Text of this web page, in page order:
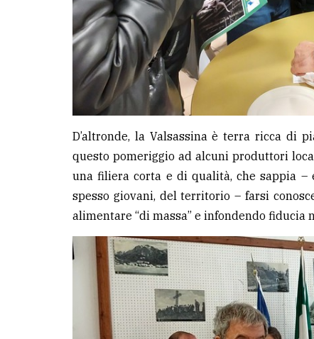
D’altronde, la Valsassina è terra ricca di
questo pomeriggio ad alcuni produttori
una filiera corta e di qualità, che sappia –
spesso giovani, del territorio – farsi
alimentare “di massa” e infondendo fiducia